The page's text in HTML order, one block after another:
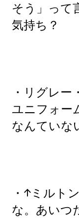
そう」って
気持ち？
・リグレ
ユニフォー
なんていな
・↑ミルト
な。あいつ